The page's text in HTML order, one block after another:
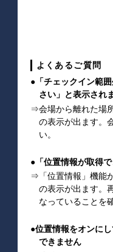
よくあるご質問
●「チェックイン範
さい」と表示され
⇒会場から離れた場
の表示が出ます。
い。
●「位置情報が取得
⇒「位置情報」機能
の表示が出ます。
なっていることを
●位置情報をオンに
できません